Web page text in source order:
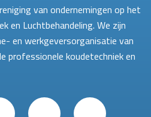
van ondernemingen op het
en Luchtbehandeling. We zijn
en werkgeversorganisatie van
professionele koudetechniek en